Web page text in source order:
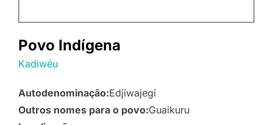
Povo Indígena
Kadiwéu
Autodenominação:Edjiwajegi
Outros nomes para o povo:Guaikuru